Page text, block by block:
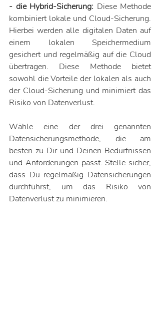
- die Hybrid-Sicherung: Diese Methode
kombiniert lokale und Cloud-Sicherung.
Hierbei werden alle digitalen Daten auf
einem lokalen Speichermedium
gesichert und regelmäßig auf die Cloud
übertragen. Diese Methode bietet
sowohl die Vorteile der lokalen als auch
der Cloud-Sicherung und minimiert das
Risiko von Datenverlust.
Wähle eine der drei genannten
Datensicherungsmethode, die am
besten zu Dir und Deinen Bedürfnissen
und Anforderungen passt. Stelle sicher,
dass Du regelmäßig Datensicherungen
durchführst, um das Risiko von
Datenverlust zu minimieren.